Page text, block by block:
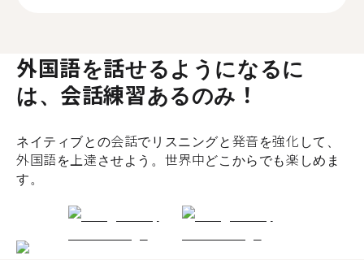
外国語を話せるようになるに
は、会話練習あるのみ！
ネイティブとの会話でリスニングと発音を強化して、
外国語を上達させよう。世界中どこからでも楽しめま
す。